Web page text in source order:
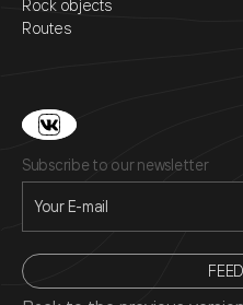
Rock objects
Routes
Subscribe to our newsletter